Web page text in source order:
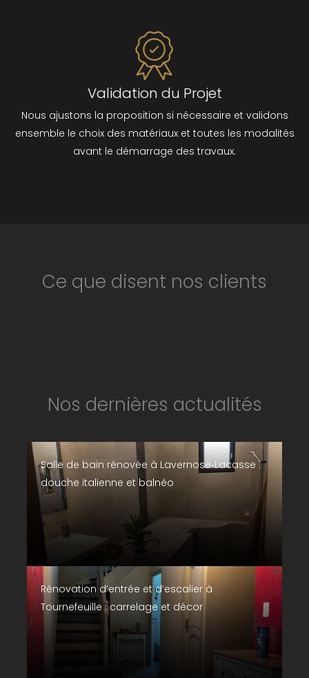
Validation du Projet
Nous ajustons la proposition si nécessaire et validons
ensemble le choix des matériaux et toutes les modalités
avant le démarrage des travaux.
Ce que disent nos clients
Nos dernières actualités
Salle de bain rénovée à Lavernose‑Lacasse :
douche italienne et balnéo
Rénovation d’entrée et d’escalier à
Tournefeuille : carrelage et décor